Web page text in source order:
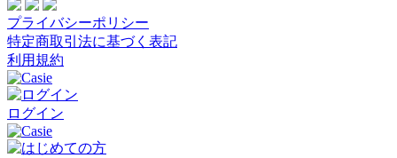
プライバシーポリシー
特定商取引法に基づく表記
利用規約
ログイン